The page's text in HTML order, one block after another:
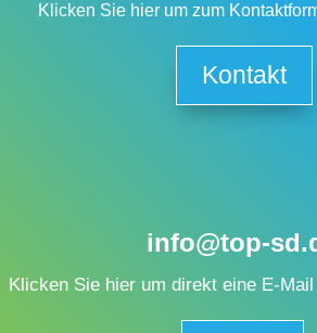
Klicken Sie hier um zum
Kontakt
info@top-
Klicken Sie hier um direkt eine E-